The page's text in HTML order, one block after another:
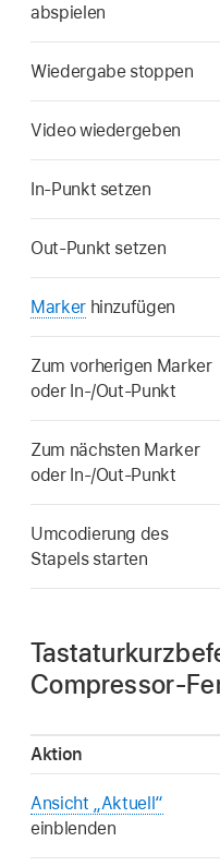
abspielen
Wiedergabe stoppen
Video wiedergeben
In-Punkt setzen
Out-Punkt setzen
Markerhinzufügen
Zum vorherigen Marker
oder In-/Out-Punkt
Zum nächsten Marker
oder In-/Out-Punkt
Umcodierung des
Stapels starten
Compressor-
Aktion
Ansicht „Aktuell“
einblenden